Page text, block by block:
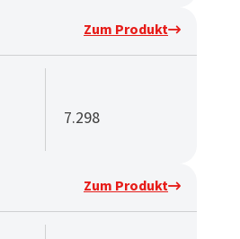
Zum Produkt
7.298
Zum Produkt